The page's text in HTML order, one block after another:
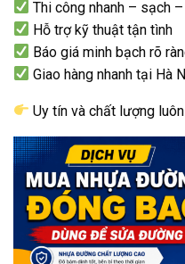
Thi công nhanh – sạch
Hỗ trợ kỹ thuật tận tình
Báo giá minh bạch rõ
Giao hàng nhanh tại Hà
Uy tín và chất lượng